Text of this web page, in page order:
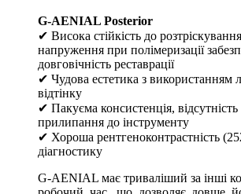
G-AENIAL Posterior
✔ Висока стійкість до
напруження при полімеризації
довговічність реставрації
✔ Чудова естетика з використанням
відтінку
✔ Пакуєма консистенція,
прилипання до інструменту
✔ Хороша рентгеноконтрастність
діагностику
G-AENIAL має триваліший за інші